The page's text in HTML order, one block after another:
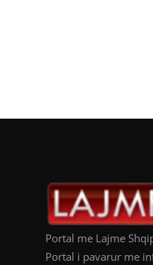
Portal me Lajme
Portal i pavarur me